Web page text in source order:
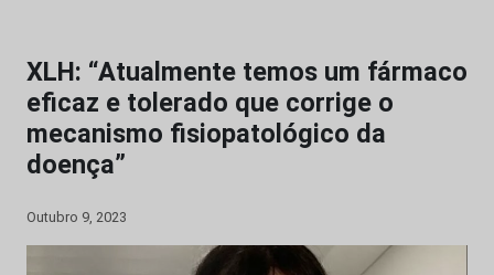
XLH: “Atualmente temos um fármaco
eficaz e tolerado que corrige o
mecanismo fisiopatológico da
doença”
Outubro 9, 2023